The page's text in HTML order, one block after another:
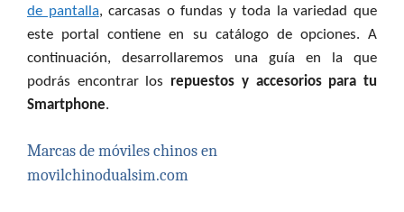
de pantalla, carcasas o fundas y toda la variedad que
este portal contiene en su catálogo de opciones. A
continuación, desarrollaremos una guía en la que
podrás encontrar los repuestos y accesorios para tu
Smartphone.
Marcas de móviles chinos en
movilchinodualsim.com